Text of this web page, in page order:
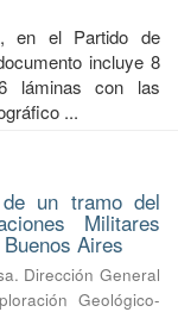
en el Partido de
incluye 8
láminas con las
...
un tramo del
Militares
Aires
Dirección General
Geológico-